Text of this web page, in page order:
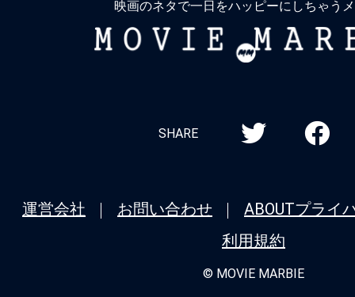
映画のネタで一日をハッピーにしちゃう
MOVIE
SHARE
運営会社 お問い合わせ ABOUTプライ
利用規約
© MOVIE MARBIE